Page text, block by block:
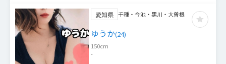
愛知県 千種・今池・黒川・大曽根
ゆうか(24)
150cm
-